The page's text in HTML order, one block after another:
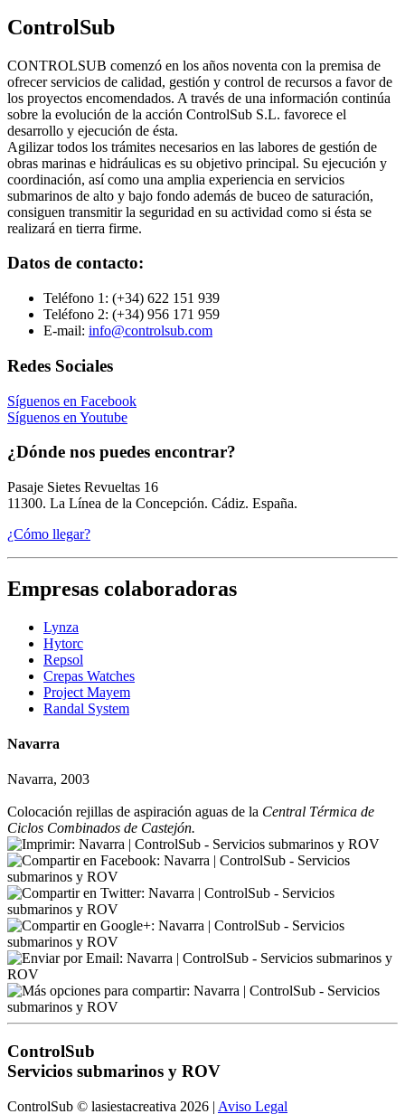
ControlSub
CONTROLSUB comenzó en los años noventa con la premisa de
ofrecer servicios de calidad, gestión y control de recursos a favor de
los proyectos encomendados. A través de una información continúa
sobre la evolución de la acción ControlSub S.L. favorece el
desarrollo y ejecución de ésta.
Agilizar todos los trámites necesarios en las labores de gestión de
obras marinas e hidráulicas es su objetivo principal. Su ejecución y
coordinación, así como una amplia experiencia en servicios
submarinos de alto y bajo fondo además de buceo de saturación,
consiguen transmitir la seguridad en su actividad como si ésta se
realizará en tierra firme.
Datos de contacto:
Teléfono 1: (+34) 622 151 939
Teléfono 2: (+34) 956 171 959
E-mail: info@controlsub.com
Redes Sociales
Síguenos en Facebook
Síguenos en Youtube
¿Dónde nos puedes encontrar?
Pasaje Sietes Revueltas 16
11300. La Línea de la Concepción. Cádiz. España.
¿Cómo llegar?
Empresas colaboradoras
Lynza
Hytorc
Repsol
Crepas Watches
Project Mayem
Randal System
Navarra
Navarra, 2003
Colocación rejillas de aspiración aguas de la Central Térmica de
Ciclos Combinados de Castejón.
ControlSub
Servicios submarinos y ROV
ControlSub © lasiestacreativa 2026 | Aviso Legal